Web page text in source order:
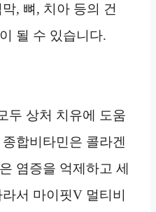
, 뼈, 치아 등의 건
될 수 있습니다.
두 상처 치유에 도움
합비타민은 콜라겐
염증을 억제하고 세
서 마이핏V 멀티비